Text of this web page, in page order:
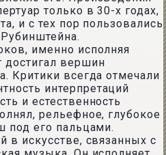
только в 30-х годах,
и с тех пор пользовались
именно исполняя
достигал вершин
Критики всегда отмечали
интерпретаций
и естественность
рельефное, глубокое
под его пальцами.
в искусстве, связанных с